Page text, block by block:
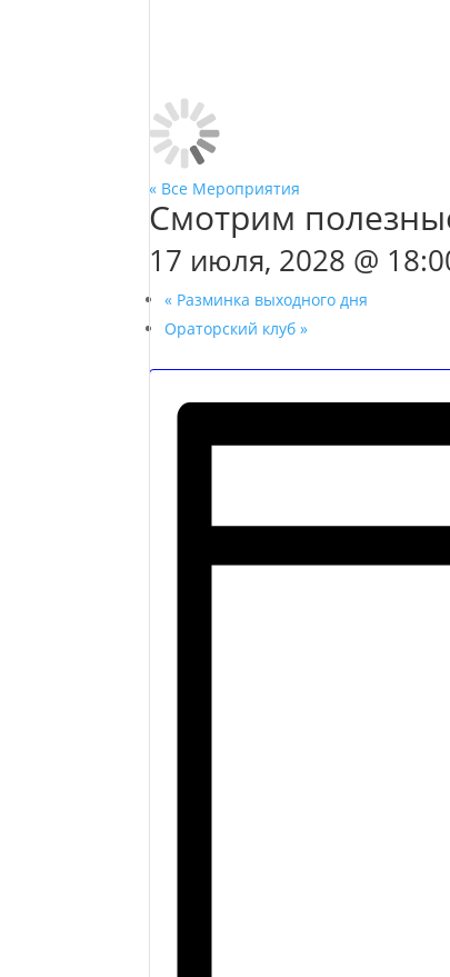
« Все Мероприятия
Смотрим
17 июля, 2028 @
« Разминка выходного дня
Ораторский клуб»